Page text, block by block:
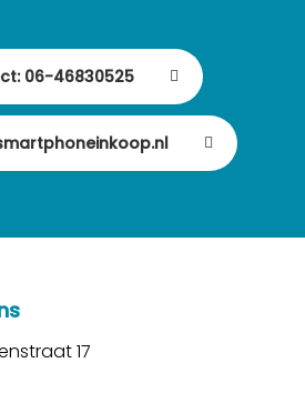
06-46830525
17